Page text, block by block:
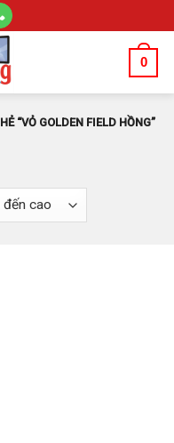
0
“VỎ GOLDEN FIELD HỒNG”